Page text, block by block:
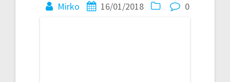
Mirko 16/01/2018 0